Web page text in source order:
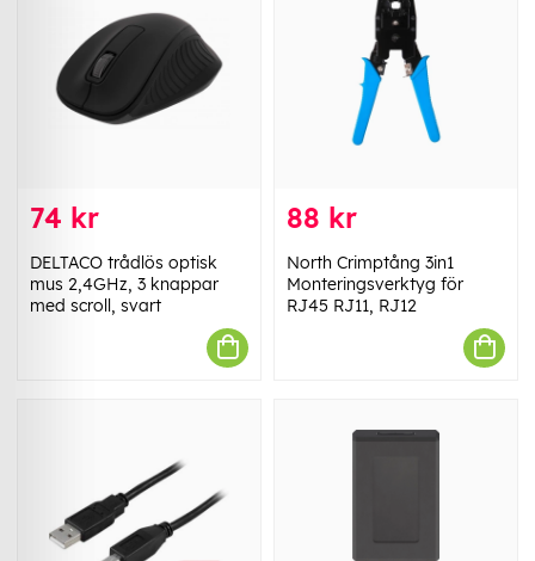
74 kr
DELTACO trådlös optisk
mus 2,4GHz, 3 knappar
med scroll, svart
88 kr
North Crimptång 3in1
Monteringsverktyg för
RJ45 RJ11, RJ12